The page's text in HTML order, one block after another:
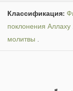
Классификация:
поклонения Аллаху
молитвы .